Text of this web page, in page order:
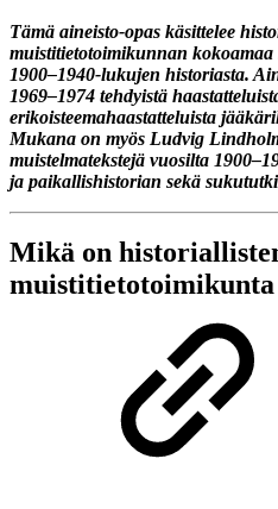
Tämä aineisto-opas käsittelee
muistitietotoimikunnan kokoamaa
1900–1940-lukujen historiasta.
1969–1974 tehdyistä
erikoisteemahaastatteluista
Mukana on myös Ludvig
muistelmatekstejä vuosilta
ja paikallishistorian sekä
Mikä on
muistitietotoimikunta